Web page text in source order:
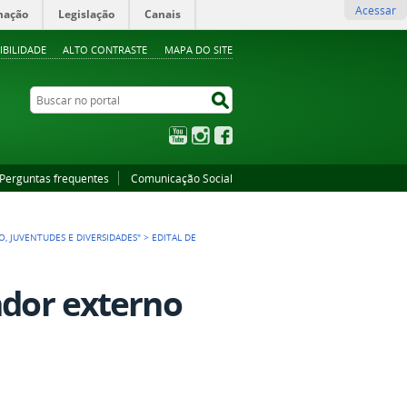
ALTO CONTRASTE MAPA DO SITE
Legislação Canais Acessar
Buscar no portal
YouTubeInstagram
Perguntas frequentes Comunicação Social
JUVENTUDES E DIVERSIDADES" > EDITAL DE
externo